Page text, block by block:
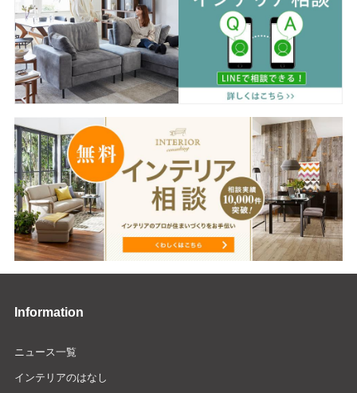
Information
ニュース一覧
インテリアのはなし